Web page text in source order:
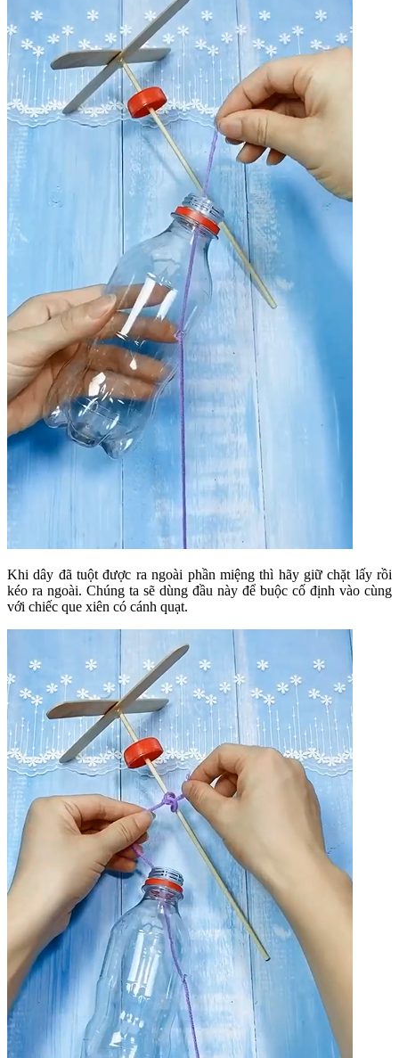
Khi dây đã tuột được ra ngoài phần miệng thì hãy giữ chặt lấy rồi
kéo ra ngoài. Chúng ta sẽ dùng đầu này để buộc cố định vào cùng
với chiếc que xiên có cánh quạt.